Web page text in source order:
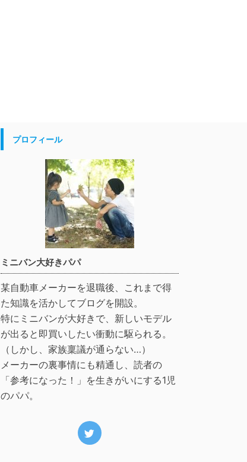
プロフィール
ミニバン大好きパパ
某自動車メーカーを退職後、これまで得
た知識を活かしてブログを開設。
特にミニバンが大好きで、新しいモデル
が出ると即買いしたい衝動に駆られる。
（しかし、家族稟議が通らない…）
メーカーの裏事情にも精通し、読者の
「参考になった！」を生きがいにする1児
のパパ。